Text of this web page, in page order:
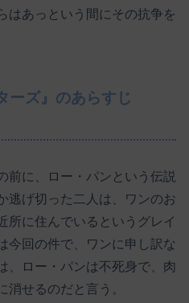
はあっという間にその抗争を
ーズ』のあらすじ
前に、ロー・パンという伝説
逃げ切った二人は、ワンのお
所に住んでいるというグレイ
今回の件で、ワンに申し訳な
、ロー・パンは不死身で、肉
消せるのだと言う。